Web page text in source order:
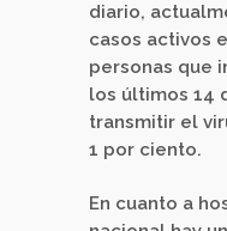
diario,
casos activos
personas que
los últimos 14
transmitir el
1 por ciento.
En cuanto a